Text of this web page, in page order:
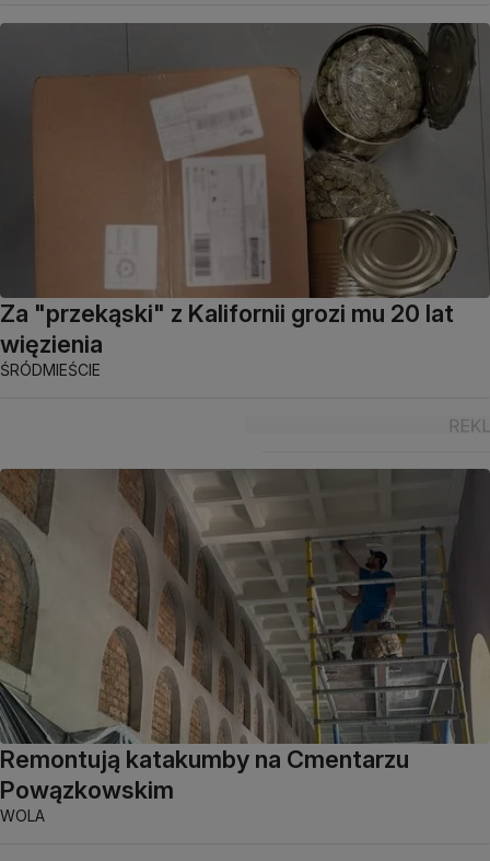
Za "przekąski" z Kalifornii grozi mu 20 lat
więzienia
ŚRÓDMIEŚCIE
Remontują katakumby na Cmentarzu
Powązkowskim
WOLA